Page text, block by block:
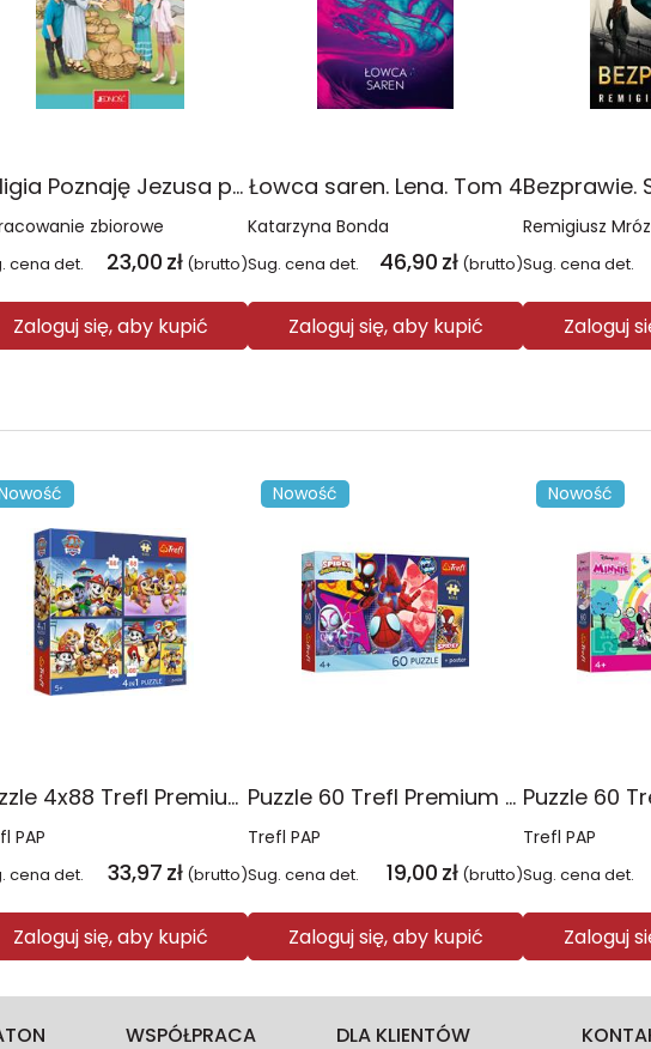
Religia Poznaję Jezusa podręcznik dla klasy 3 szkoły podstawowej
zbiorowe
cena det. 23,00 zł (brutto)
Zaloguj się, aby kupić
Łowca saren. Lena. Tom 4
Katarzyna Bonda
Sug. cena det. 46,90 zł (brutto)
Zaloguj się, aby kupić
Remigiusz Mróz
Sug. cena det.
Zaloguj
Puzzle 4x88 Trefl Premium Plus Kids Psia Straż Psi Patrol 34693
PAP
cena det. 33,97 zł (brutto)
Zaloguj się, aby kupić
Nowość
Puzzle 60 Trefl Premium Plus Kids Niesamowita przygoda Spidey Marvel 17429
Trefl PAP
Sug. cena det. 19,00 zł (brutto)
Zaloguj się, aby kupić
Nowość
Trefl PAP
Sug. cena det.
Zaloguj
WSPÓŁPRACA DLA KLIENTÓW